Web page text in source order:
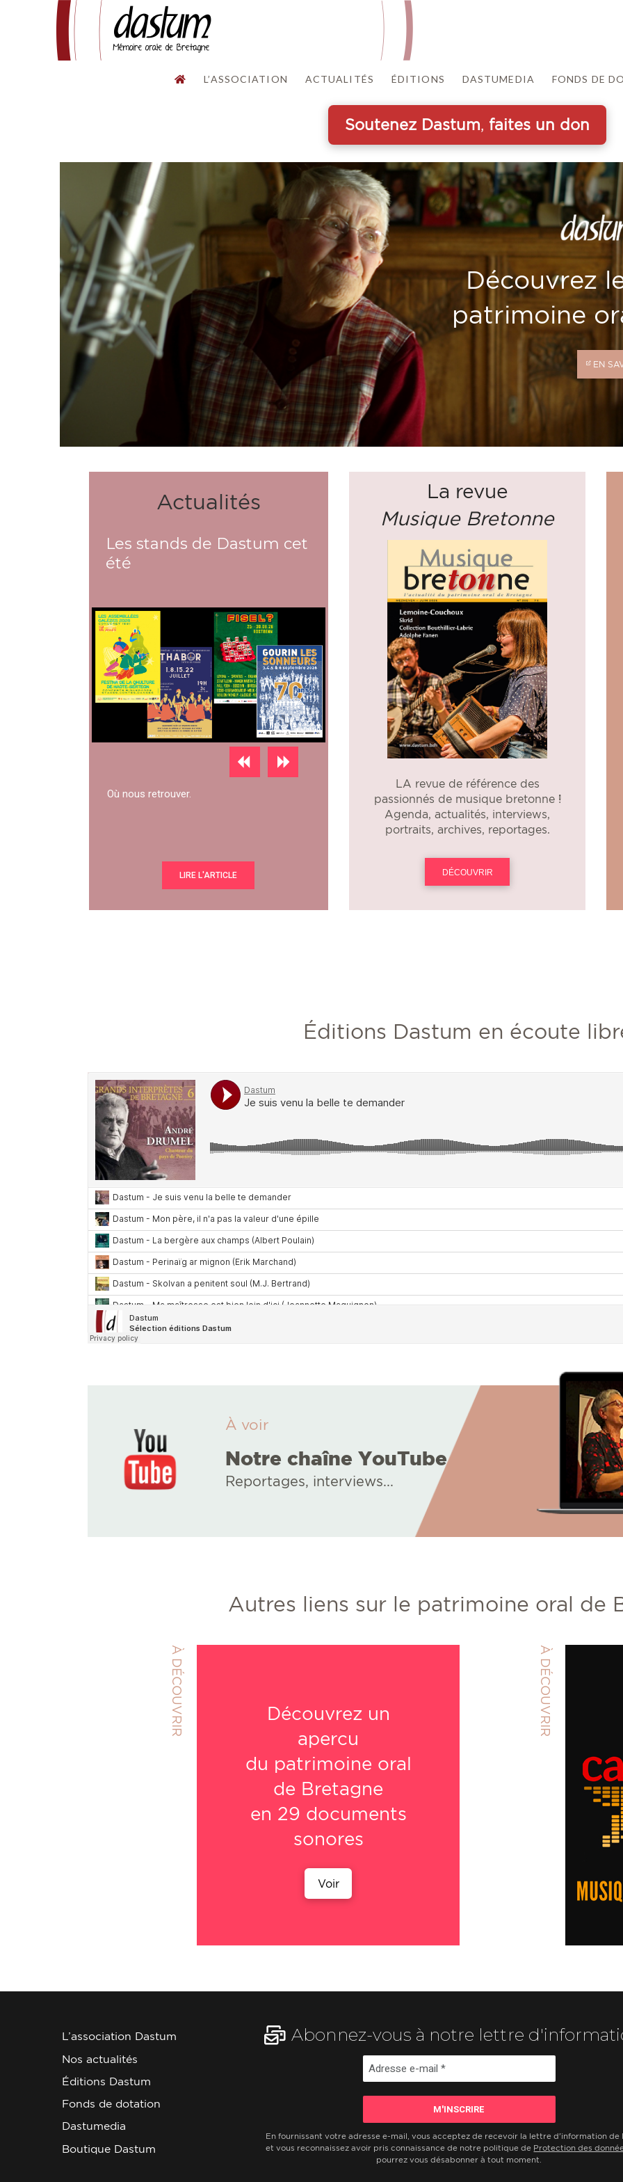
L’ASSOCIATION ACTUALITÉS ÉDITIONS DASTUMEDIA FONDS DE
Soutenez Dastum, faites un don
Découvrez
patrimoine
EN
Actualités
Les stands de Dastum cet
été
LIRE L'ARTICLE
Où nous retrouver.
La revue
Musique Bretonne
LA revue de référence des
passionnés de musique bretonne !
Agenda, actualités, interviews,
portraits, archives, reportages.
DÉCOUVRIR
Éditions Dastum en écoute
À voir
Notre chaîne YouTube
Reportages, interviews...
Autres liens sur le patrimoine oral de
À DÉCOUVRIR
Découvrez un
apercu
du patrimoine oral
de Bretagne
en 29 documents
sonores
Voir
À DÉCOUVRIR
L’association Dastum
Nos actualités
Éditions Dastum
Fonds de dotation
Dastumedia
Boutique Dastum
Abonnez-vous à notre lettre
En fournissant votre adresse e-mail, vous acceptez de recevoir la lettre d'information de
et vous reconnaissez avoir pris connaissance de notre politique de Protection des
pourrez vous désabonner à tout moment.